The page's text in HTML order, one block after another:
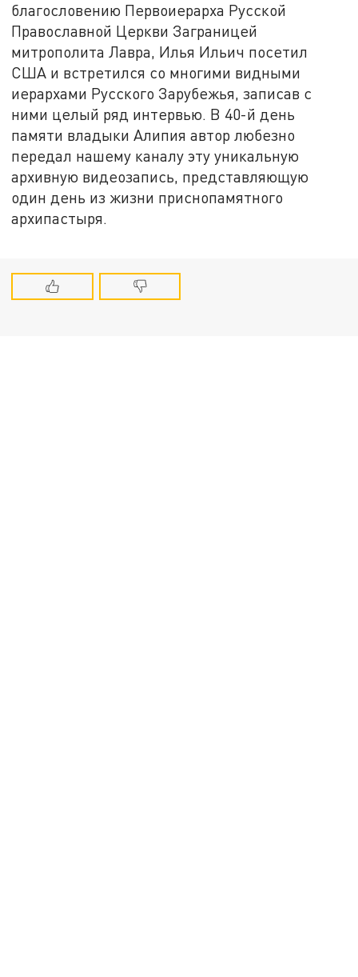
благословению Первоиерарха Русской
Православной Церкви Заграницей
митрополита Лавра, Илья Ильич посетил
США и встретился со многими видными
иерархами Русского Зарубежья, записав с
ними целый ряд интервью. В 40-й день
памяти владыки Алипия автор любезно
передал нашему каналу эту уникальную
архивную видеозапись, представляющую
один день из жизни приснопамятного
архипастыря.